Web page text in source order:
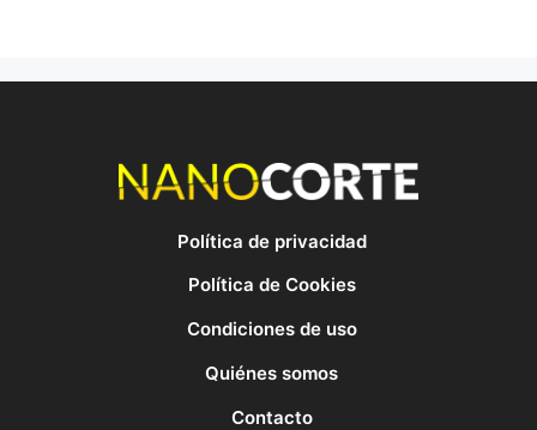
Política de privacidad
Política de Cookies
Condiciones de uso
Quiénes somos
Contacto